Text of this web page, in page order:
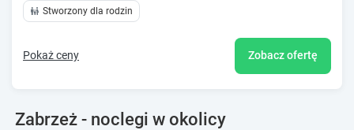
Stworzony dla rodzin
Pokaż ceny Zobacz ofertę
Zabrzeż - noclegi w okolicy